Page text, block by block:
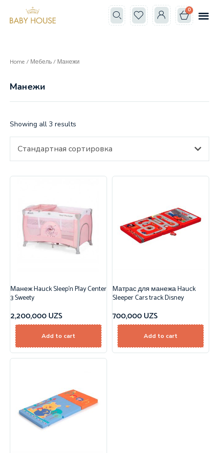
0
Home / Мебель/ Манежи
Манежи
Showing all 3 results
Стандартная сортировка
Манеж Hauck Sleep’n Play Center
3 Sweety
2,200,000UZS
Add to cart
Матрас для манежа Hauck
Sleeper Cars track Disney
700,000UZS
Add to cart